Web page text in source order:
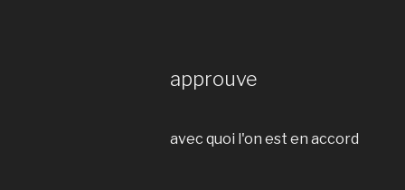
approuve
avec quoi l'on est en accord